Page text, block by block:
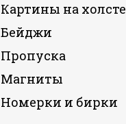
Картины на холсте
Бейджи
Пропуска
Магниты
Номерки и бирки